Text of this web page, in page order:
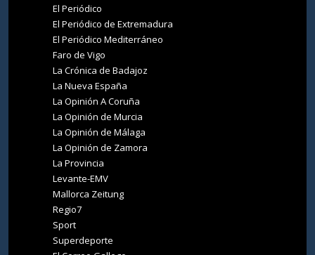
El Periódico
El Periódico de Extremadura
El Periódico Mediterráneo
Faro de Vigo
La Crónica de Badajoz
La Nueva España
La Opinión A Coruña
La Opinión de Murcia
La Opinión de Málaga
La Opinión de Zamora
La Provincia
Levante-EMV
Mallorca Zeitung
Regio7
Sport
Superdeporte